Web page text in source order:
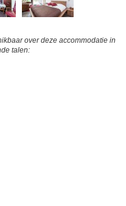
over deze accommodatie in
talen: